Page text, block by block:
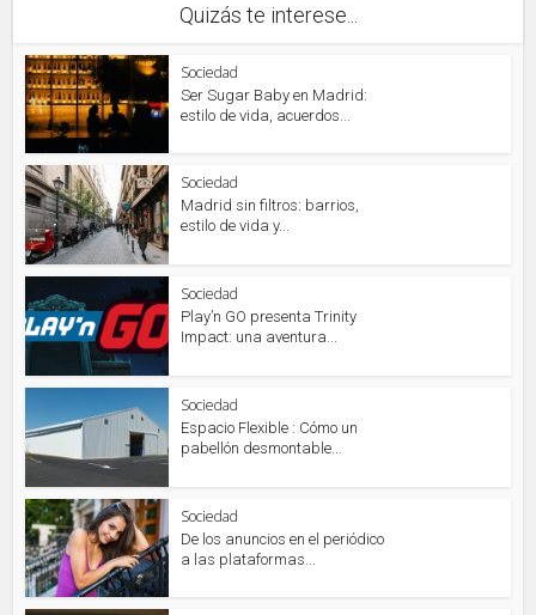
Quizás te interese...
Sociedad
Ser Sugar Baby en Madrid:
estilo de vida, acuerdos...
Sociedad
Madrid sin filtros: barrios,
estilo de vida y...
Sociedad
Play’n GO presenta Trinity
Impact: una aventura...
Sociedad
Espacio Flexible : Cómo un
pabellón desmontable...
Sociedad
De los anuncios en el periódico
a las plataformas...